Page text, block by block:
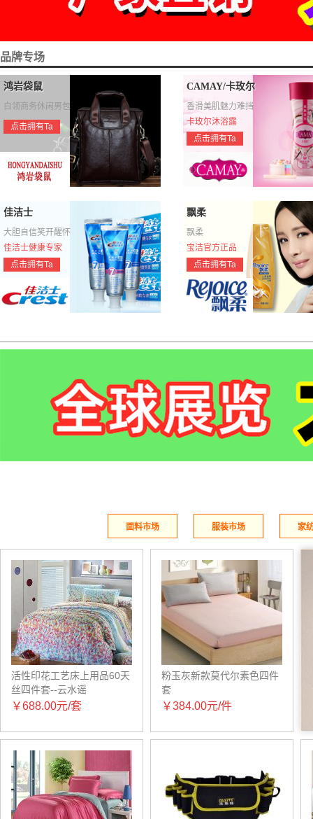
品牌专场
鸿岩袋鼠
白领商务休闲男包
点击拥有Ta
CAMAY/卡玫尔
香滑美肌魅力难挡
卡玫尔沐浴露
点击拥有Ta
佳洁士
大胆自信笑开醒怀
佳洁士健康专家
点击拥有Ta
飘柔
飘柔
宝洁官方正品
点击拥有Ta
茂烨
点击拥有Ta
鳌岜/AOBA
引领男装潮流
点击拥有Ta
百年经典
点击拥有Ta
魅丝蔻
彩妆工具 彩妆刷
点击拥有Ta
杜康
何以解忧 唯有杜康
点击拥有Ta
典雅名士 非凡魅力
不经意的奢华
点击拥有Ta
指针式机械手表
点击拥有Ta
面料市场 服装市场 家
活性印花工艺床上用品60天
丝四件套--云水谣
￥688.00元/套
粉玉灰新款莫代尔素色四件
套
￥384.00元/件